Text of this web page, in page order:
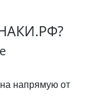
напрямую от